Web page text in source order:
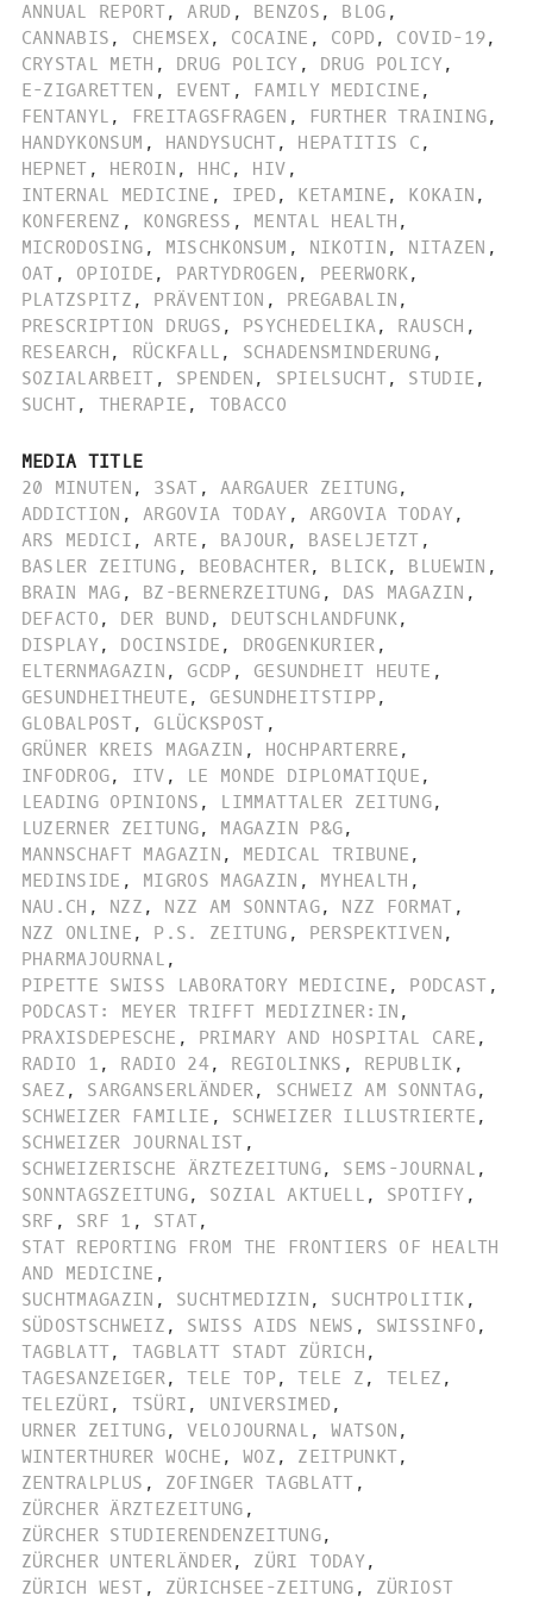
ANNUAL REPORT, ARUD , BENZOS , BLOG ,
CANNABIS , CHEMSEX , COCAINE , COPD , COVID-19,
CRYSTAL METH , DRUG POLICY , DRUG POLICY,
E-ZIGARETTEN , EVENT , FAMILY MEDICINE ,
FENTANYL , FREITAGSFRAGEN , FURTHER TRAINING,
HANDYKONSUM , HANDYSUCHT, HEPATITIS C ,
HEPNET , HEROIN , HHC , HIV ,
INTERNAL MEDICINE , IPED , KETAMINE , KOKAIN ,
KONFERENZ , KONGRESS , MENTAL HEALTH ,
MICRODOSING , MISCHKONSUM , NIKOTIN , NITAZEN ,
OAT , OPIOIDE , PARTYDROGEN , PEERWORK,
PLATZSPITZ , PRÄVENTION , PREGABALIN ,
PRESCRIPTION DRUGS , PSYCHEDELIKA, RAUSCH ,
RESEARCH , RÜCKFALL , SCHADENSMINDERUNG ,
SOZIALARBEIT , SPENDEN , SPIELSUCHT, STUDIE ,
SUCHT, THERAPIE , TOBACCO
MEDIA TITLE
20 MINUTEN , 3SAT , AARGAUER ZEITUNG,
ADDICTION , ARGOVIA TODAY , ARGOVIA TODAY,
ARS MEDICI , ARTE , BAJOUR, BASELJETZT ,
BASLER ZEITUNG , BEOBACHTER, BLICK, BLUEWIN ,
BRAIN MAG , BZ-BERNERZEITUNG , DAS MAGAZIN ,
DEFACTO , DER BUND , DEUTSCHLANDFUNK,
DISPLAY, DOCINSIDE , DROGENKURIER ,
ELTERNMAGAZIN , GCDP , GESUNDHEIT HEUTE ,
GESUNDHEITHEUTE , GESUNDHEITSTIPP,
GLOBALPOST, GLÜCKSPOST ,
GRÜNER KREIS MAGAZIN , HOCHPARTERRE ,
INFODROG, ITV , LE MONDE DIPLOMATIQUE ,
LEADING OPINIONS , LIMMATTALER ZEITUNG,
LUZERNER ZEITUNG, MAGAZIN P&G,
MANNSCHAFT MAGAZIN , MEDICAL TRIBUNE ,
MEDINSIDE , MIGROS MAGAZIN , MYHEALTH ,
NAU.CH , NZZ , NZZ AM SONNTAG, NZZ FORMAT ,
NZZ ONLINE , P.S. ZEITUNG , PERSPEKTIVEN ,
PHARMAJOURNAL ,
PIPETTE SWISS LABORATORY MEDICINE , PODCAST ,
PODCAST: MEYER TRIFFT MEDIZINER:IN ,
PRAXISDEPESCHE , PRIMARY AND HOSPITAL CARE ,
RADIO 1 , RADIO 24, REGIOLINKS , REPUBLIK ,
SAEZ , SARGANSERLÄNDER, SCHWEIZ AM SONNTAG,
SCHWEIZER FAMILIE , SCHWEIZER ILLUSTRIERTE ,
SCHWEIZER JOURNALIST ,
SCHWEIZERISCHE ÄRZTEZEITUNG, SEMS-JOURNAL ,
SONNTAGSZEITUNG, SOZIAL AKTUELL , SPOTIFY ,
SRF , SRF 1 , STAT,
STAT REPORTING FROM THE FRONTIERS OF HEALTH
AND MEDICINE ,
SUCHTMAGAZIN , SUCHTMEDIZIN , SUCHTPOLITIK ,
SÜDOSTSCHWEIZ , SWISS AIDS NEWS , SWISSINFO ,
TAGBLATT, TAGBLATT STADT ZÜRICH ,
TAGESANZEIGER, TELE TOP, TELE Z , TELEZ ,
TELEZÜRI , TSÜRI , UNIVERSIMED ,
URNER ZEITUNG, VELOJOURNAL , WATSON ,
WINTERTHURER WOCHE , WOZ , ZEITPUNKT,
ZENTRALPLUS , ZOFINGER TAGBLATT ,
ZÜRCHER ÄRZTEZEITUNG ,
ZÜRCHER STUDIERENDENZEITUNG,
ZÜRCHER UNTERLÄNDER, ZÜRI TODAY,
ZÜRICH WEST , ZÜRICHSEE-ZEITUNG , ZÜRIOST